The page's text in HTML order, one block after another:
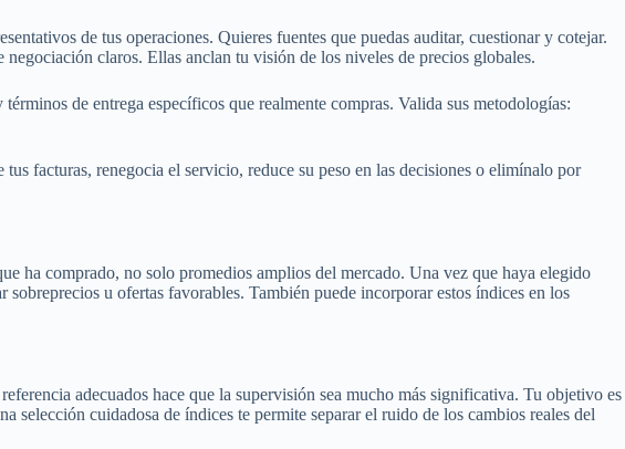
de tus operaciones. Quieres fuentes que puedas auditar, cuestionar y cotejar.
claros. Ellas anclan tu visión de los niveles de precios globales.
de entrega específicos que realmente compras. Valida sus metodologías:
facturas, renegocia el servicio, reduce su peso en las decisiones o elimínalo por
ha comprado, no solo promedios amplios del mercado. Una vez que haya elegido
u ofertas favorables. También puede incorporar estos índices en los
adecuados hace que la supervisión sea mucho más significativa. Tu objetivo es
cuidadosa de índices te permite separar el ruido de los cambios reales del